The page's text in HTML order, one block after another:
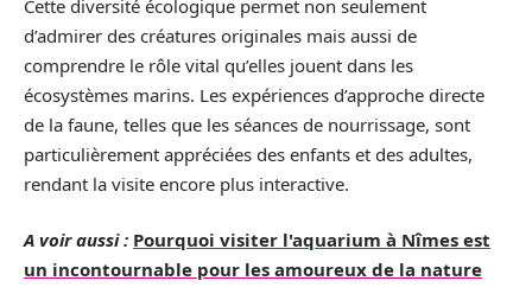
Cette diversité écologique permet non seulement
d’admirer des créatures originales mais aussi de
comprendre le rôle vital qu’elles jouent dans les
écosystèmes marins. Les expériences d’approche directe
de la faune, telles que les séances de nourrissage, sont
particulièrement appréciées des enfants et des adultes,
rendant la visite encore plus interactive.
A voir aussi : Pourquoi visiter l'aquarium à Nîmes est
un incontournable pour les amoureux de la nature